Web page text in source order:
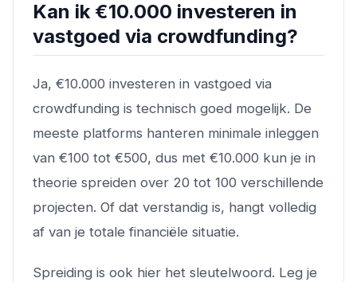
Kan ik €10.000 investeren in
vastgoed via crowdfunding?
Ja, €10.000 investeren in vastgoed via
crowdfunding is technisch goed mogelijk. De
meeste platforms hanteren minimale inleggen
van €100 tot €500, dus met €10.000 kun je in
theorie spreiden over 20 tot 100 verschillende
projecten. Of dat verstandig is, hangt volledig
af van je totale financiële situatie.
Spreiding is ook hier het sleutelwoord. Leg je